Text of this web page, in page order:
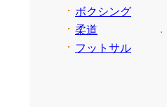
ボクシング
柔道
フットサル